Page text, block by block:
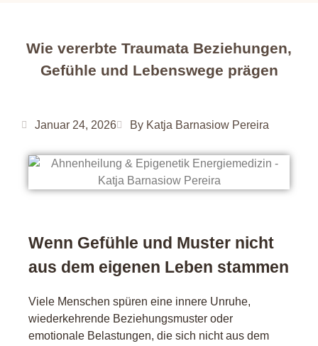
Wie vererbte Traumata Beziehungen,
Gefühle und Lebenswege prägen
Januar 24, 2026 By Katja Barnasiow Pereira
Wenn Gefühle und Muster nicht
aus dem eigenen Leben stammen
Viele Menschen spüren eine innere Unruhe,
wiederkehrende Beziehungsmuster oder
emotionale Belastungen, die sich nicht aus dem